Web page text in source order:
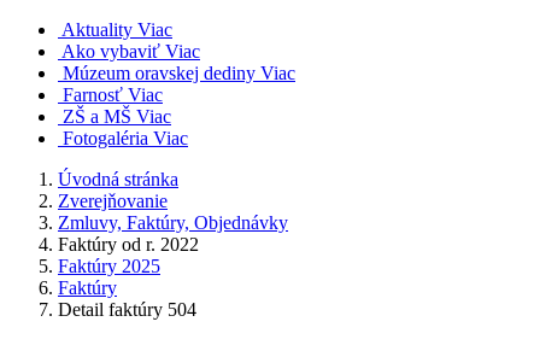
Aktuality Viac
Ako vybaviť Viac
Múzeum oravskej dediny Viac
Farnosť Viac
ZŠ a MŠ Viac
Fotogaléria Viac
Úvodná stránka
Zverejňovanie
Zmluvy, Faktúry, Objednávky
Faktúry od r. 2022
Faktúry 2025
Faktúry
Detail faktúry 504